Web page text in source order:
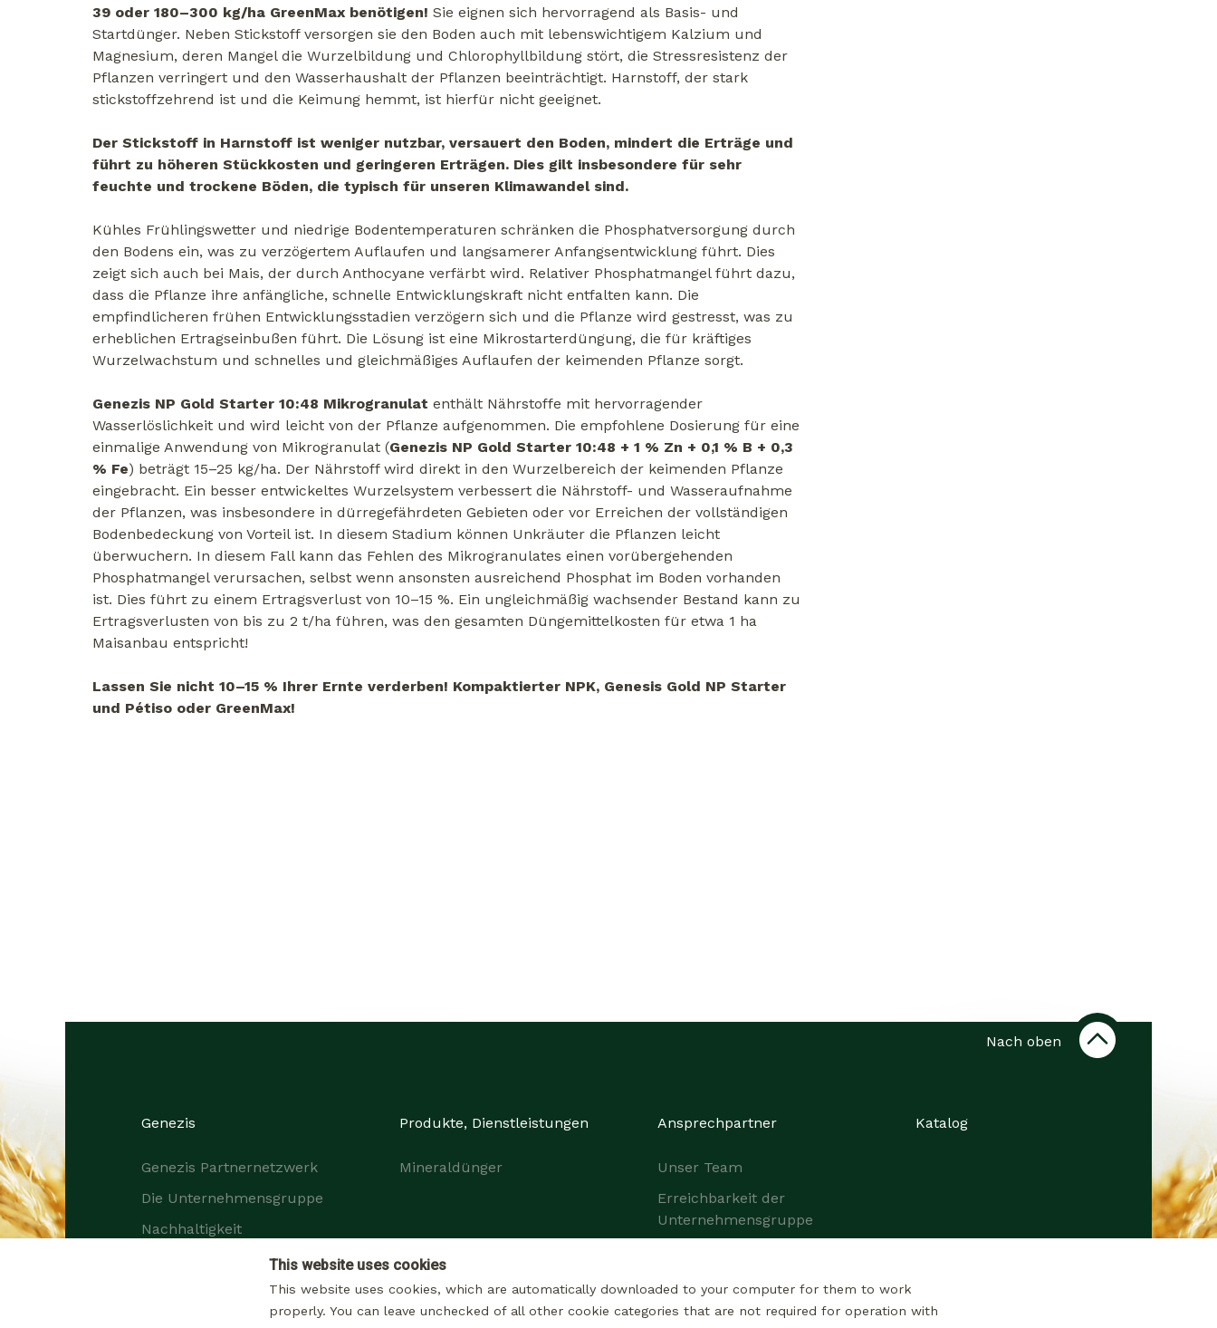
This website uses cookies
This website uses cookies, which are automatically downloaded to your computer for them to work
properly. You can leave unchecked of all other cookie categories that are not required for operation with
39 oder 180–300 kg/ha GreenMax benötigen! Sie eignen sich hervorragend als Basis- und
Startdünger. Neben Stickstoff versorgen sie den Boden auch mit lebenswichtigem Kalzium und
Magnesium, deren Mangel die Wurzelbildung und Chlorophyllbildung stört, die Stressresistenz der
Pflanzen verringert und den Wasserhaushalt der Pflanzen beeinträchtigt. Harnstoff, der stark
stickstoffzehrend ist und die Keimung hemmt, ist hierfür nicht geeignet.
Der Stickstoff in Harnstoff ist weniger nutzbar, versauert den Boden, mindert die Erträge und
führt zu höheren Stückkosten und geringeren Erträgen. Dies gilt insbesondere für sehr
feuchte und trockene Böden, die typisch für unseren Klimawandel sind.
Kühles Frühlingswetter und niedrige Bodentemperaturen schränken die Phosphatversorgung durch
den Bodens ein, was zu verzögertem Auflaufen und langsamerer Anfangsentwicklung führt. Dies
zeigt sich auch bei Mais, der durch Anthocyane verfärbt wird. Relativer Phosphatmangel führt dazu,
dass die Pflanze ihre anfängliche, schnelle Entwicklungskraft nicht entfalten kann. Die
empfindlicheren frühen Entwicklungsstadien verzögern sich und die Pflanze wird gestresst, was zu
erheblichen Ertragseinbußen führt. Die Lösung ist eine Mikrostarterdüngung, die für kräftiges
Wurzelwachstum und schnelles und gleichmäßiges Auflaufen der keimenden Pflanze sorgt.
Genezis NP Gold Starter 10:48 Mikrogranulat enthält Nährstoffe mit hervorragender
Wasserlöslichkeit und wird leicht von der Pflanze aufgenommen. Die empfohlene Dosierung für eine
einmalige Anwendung von Mikrogranulat (Genezis NP Gold Starter 10:48 + 1 % Zn + 0,1 % B + 0,3
% Fe) beträgt 15–25 kg/ha. Der Nährstoff wird direkt in den Wurzelbereich der keimenden Pflanze
eingebracht. Ein besser entwickeltes Wurzelsystem verbessert die Nährstoff- und Wasseraufnahme
der Pflanzen, was insbesondere in dürregefährdeten Gebieten oder vor Erreichen der vollständigen
Bodenbedeckung von Vorteil ist. In diesem Stadium können Unkräuter die Pflanzen leicht
überwuchern. In diesem Fall kann das Fehlen des Mikrogranulates einen vorübergehenden
Phosphatmangel verursachen, selbst wenn ansonsten ausreichend Phosphat im Boden vorhanden
ist. Dies führt zu einem Ertragsverlust von 10–15 %. Ein ungleichmäßig wachsender Bestand kann zu
Ertragsverlusten von bis zu 2 t/ha führen, was den gesamten Düngemittelkosten für etwa 1 ha
Maisanbau entspricht!
Lassen Sie nicht 10–15 % Ihrer Ernte verderben! Kompaktierter NPK, Genesis Gold NP Starter
und Pétiso oder GreenMax!
Nach oben
Genezis
Genezis Partnernetzwerk
Die Unternehmensgruppe
Nachhaltigkeit
Produkte, Dienstleistungen
Mineraldünger
Ansprechpartner
Unser Team
Erreichbarkeit der
Unternehmensgruppe
Katalog